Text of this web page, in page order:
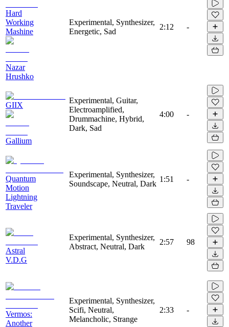
Hard
Working
Mashine
Nazar
Hrushko
Experimental, Synthesizer,
Energetic, Sad
2:12 -
GIIX
Gallium
Experimental, Guitar,
Electroamplified,
Drummachine, Hybrid,
Dark, Sad
4:00 -
Quantum
Motion
Lightning
Traveler
Experimental, Synthesizer,
Soundscape, Neutral, Dark
1:51 -
Astral
V.D.G
Experimental, Synthesizer,
Abstract, Neutral, Dark
2:57 98
Vermos:
Another
Experimental, Synthesizer,
Scifi, Neutral,
Melancholic, Strange
2:33 -